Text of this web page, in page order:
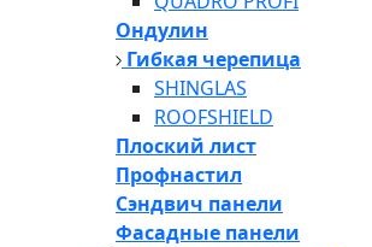
Ондулин
Гибкая черепица
SHINGLAS
ROOFSHIELD
Плоский лист
Профнастил
Сэндвич панели
Фасадные панели